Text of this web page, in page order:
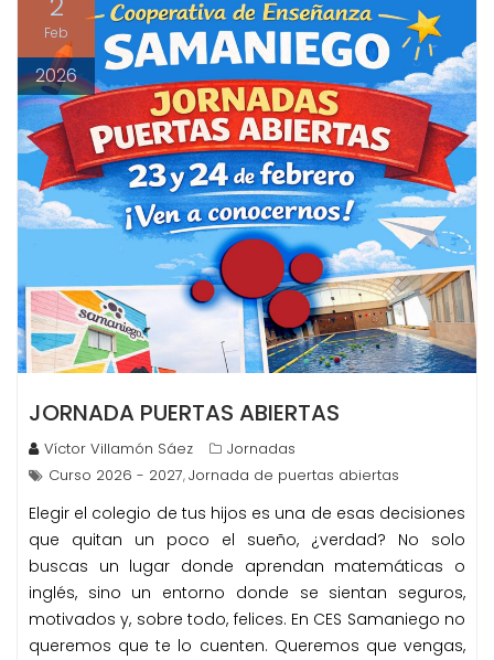
Feb
2026
JORNADA PUERTAS ABIERTAS
Víctor Villamón Sáez
Jornadas
Curso 2026 - 2027,Jornada de puertas abiertas
Elegir el colegio de tus hijos es una de esas decisiones
que quitan un poco el sueño, ¿verdad? No solo
buscas un lugar donde aprendan matemáticas o
inglés, sino un entorno donde se sientan seguros,
motivados y, sobre todo, felices. En CES Samaniego no
queremos que te lo cuenten. Queremos que vengas,